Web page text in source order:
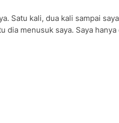
Satu kali, dua kali sampai
dia menusuk saya. Saya hanya